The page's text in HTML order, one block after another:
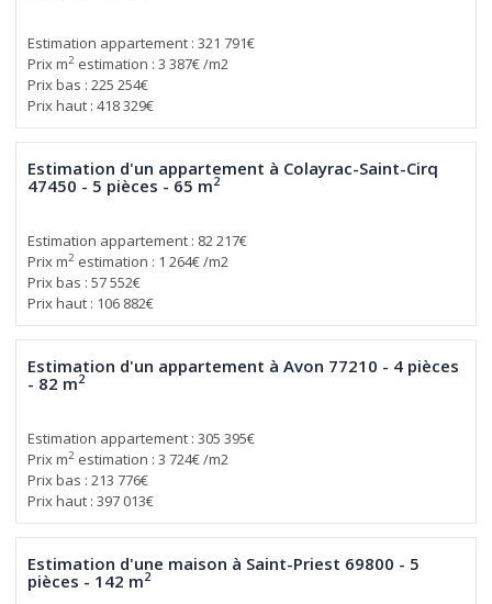
Estimation appartement : 321 791€
Prix m2 estimation : 3 387€ /m2
Prix bas : 225 254€
Prix haut : 418 329€
Estimation d'un appartement à Colayrac-Saint-Cirq
47450 - 5 pièces - 65 m2
Estimation appartement : 82 217€
Prix m2 estimation : 1 264€ /m2
Prix bas : 57 552€
Prix haut : 106 882€
Estimation d'un appartement à Avon 77210 - 4 pièces
- 82 m2
Estimation appartement : 305 395€
Prix m2 estimation : 3 724€ /m2
Prix bas : 213 776€
Prix haut : 397 013€
Estimation d'une maison à Saint-Priest 69800 - 5
pièces - 142 m2